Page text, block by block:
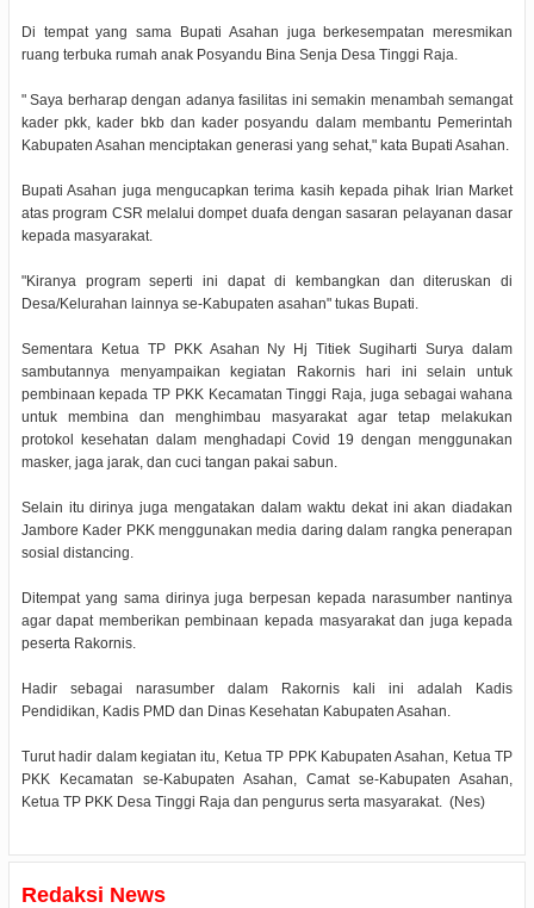
Di tempat yang sama Bupati Asahan juga berkesempatan meresmikan
ruang terbuka rumah anak Posyandu Bina Senja Desa Tinggi Raja.
" Saya berharap dengan adanya fasilitas ini semakin menambah semangat
kader pkk, kader bkb dan kader posyandu dalam membantu Pemerintah
Kabupaten Asahan menciptakan generasi yang sehat," kata Bupati Asahan.
Bupati Asahan juga mengucapkan terima kasih kepada pihak Irian Market
atas program CSR melalui dompet duafa dengan sasaran pelayanan dasar
kepada masyarakat.
"Kiranya program seperti ini dapat di kembangkan dan diteruskan di
Desa/Kelurahan lainnya se-Kabupaten asahan" tukas Bupati.
Sementara Ketua TP PKK Asahan Ny Hj Titiek Sugiharti Surya dalam
sambutannya menyampaikan kegiatan Rakornis hari ini selain untuk
pembinaan kepada TP PKK Kecamatan Tinggi Raja, juga sebagai wahana
untuk membina dan menghimbau masyarakat agar tetap melakukan
protokol kesehatan dalam menghadapi Covid 19 dengan menggunakan
masker, jaga jarak, dan cuci tangan pakai sabun.
Selain itu dirinya juga mengatakan dalam waktu dekat ini akan diadakan
Jambore Kader PKK menggunakan media daring dalam rangka penerapan
sosial distancing.
Ditempat yang sama dirinya juga berpesan kepada narasumber nantinya
agar dapat memberikan pembinaan kepada masyarakat dan juga kepada
peserta Rakornis.
Hadir sebagai narasumber dalam Rakornis kali ini adalah Kadis
Pendidikan, Kadis PMD dan Dinas Kesehatan Kabupaten Asahan.
Turut hadir dalam kegiatan itu, Ketua TP PPK Kabupaten Asahan, Ketua TP
PKK Kecamatan se-Kabupaten Asahan, Camat se-Kabupaten Asahan,
Ketua TP PKK Desa Tinggi Raja dan pengurus serta masyarakat. (Nes)
Redaksi News